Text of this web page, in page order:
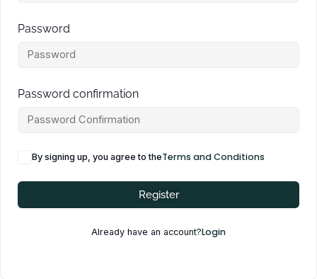
Password
Password confirmation
By signing up, you agree to theTerms and Conditions
Register
Already have an account?Login